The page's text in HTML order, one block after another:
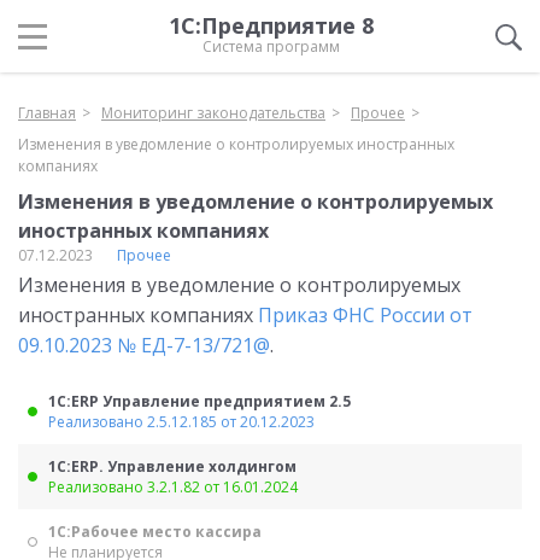
1С:Предприятие 8
Система программ
Главная Мониторинг законодательства
Прочее
Изменения в уведомление о контролируемых иностранных
компаниях
Изменения в уведомление о контролируемых
иностранных компаниях
07.12.2023 Прочее
Изменения в уведомление о контролируемых
иностранных компаниях Приказ ФНС России от
09.10.2023 № ЕД-7-13/721@.
1С:ERP Управление предприятием 2.5
Реализовано 2.5.12.185 от 20.12.2023
1С:ERP. Управление холдингом
Реализовано 3.2.1.82 от 16.01.2024
1С:Рабочее место кассира
Не планируется